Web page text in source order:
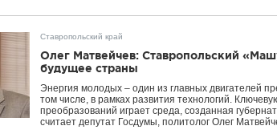
Ставропольский край
Олег Матвейчев: Ставропольский
будущее страны
Энергия молодых – один из главных двигателей
том числе, в рамках развития технологий.
преобразований играет среда, созданная
считает депутат Госдумы, политолог Олег